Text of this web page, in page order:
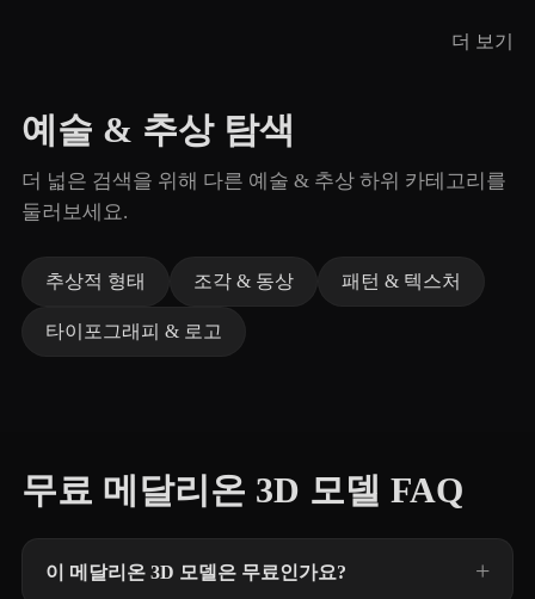
더 보기
예술 & 추상 탐색
더 넓은 검색을 위해 다른 예술 & 추상 하위 카테고리를
둘러보세요.
추상적 형태 조각 & 동상 패턴 & 텍스처
타이포그래피 & 로고
무료 메달리온 3D 모델 FAQ
이 메달리온 3D 모델은 무료인가요?